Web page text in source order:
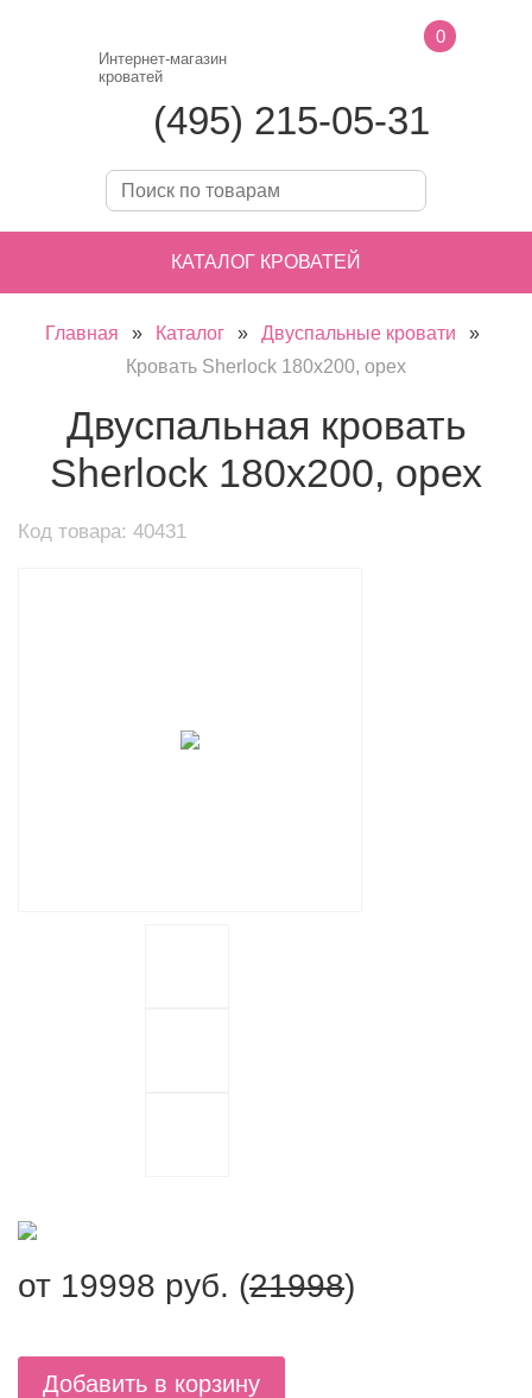
Интернет-магазин
кроватей
(495) 215-05-31
0
КАТАЛОГ КРОВАТЕЙ
Главная » Каталог » Двуспальные кровати
»
Кровать Sherlock 180х200, орех
Двуспальная кровать
Sherlock 180х200, орех
Код товара: 40431
от 19998 руб. (21998)
Добавить в корзину